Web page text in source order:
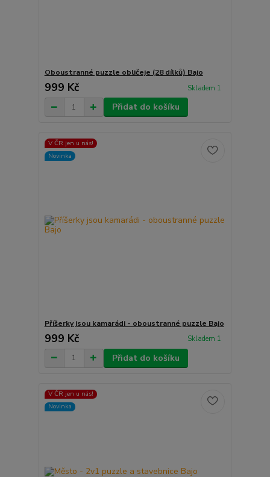
Oboustranné puzzle obličeje (28 dílků) Bajo
999 Kč Skladem 1
Přidat do košíku
V ČR jen u nás!
Novinka
Příšerky jsou kamarádi - oboustranné puzzle Bajo
999 Kč Skladem 1
Přidat do košíku
V ČR jen u nás!
Novinka